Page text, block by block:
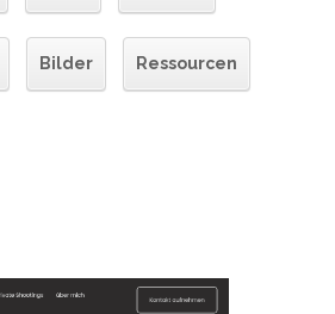
Bilder Ressourcen